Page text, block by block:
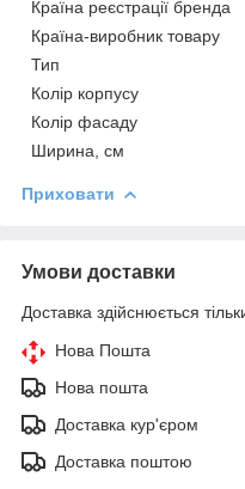
Країна реєстрації бренда
Країна-виробник товару
Тип
Колір корпусу
Колір фасаду
Ширина, см
Приховати
Умови доставки
Доставка здійснюється
Нова Пошта
Нова пошта
Доставка кур'єром
Доставка поштою